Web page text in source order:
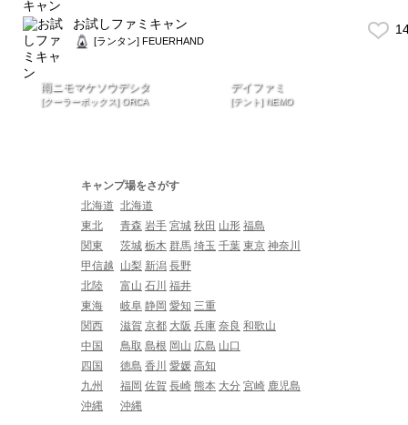
お試しファミキャン
[ランタン] FEUERHAND
雨ニモマケソウデシタ
[クーラーボックス] ORCA
デイファミ
[テント] NEMO
キャンプ場をさがす
北海道 北海道
東北
青森 岩手 宮城 秋田 山形 福島
関東
茨城 栃木 群馬 埼玉 千葉 東京 神奈川
甲信越
山梨 新潟 長野
北陸
富山 石川 福井
東海
岐阜 静岡 愛知 三重
関西
滋賀 京都 大阪 兵庫 奈良 和歌山
中国
鳥取 島根 岡山 広島 山口
四国
徳島 香川 愛媛 高知
九州
福岡 佐賀 長崎 熊本 大分 宮崎 鹿児島
沖縄
沖縄